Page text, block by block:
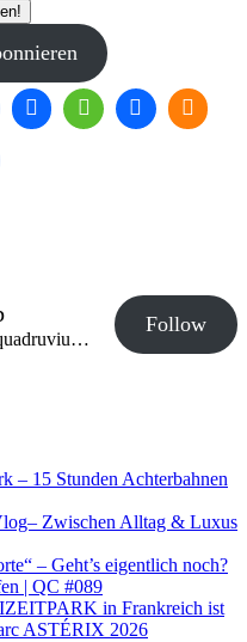
@quadruvium.club@quadruvium.club
Follow
– 15 Stunden Achterbahnen
Zwischen Alltag & Luxus
– Geht’s eigentlich noch?
| QC #089
in Frankreich ist
ASTÉRIX 2026